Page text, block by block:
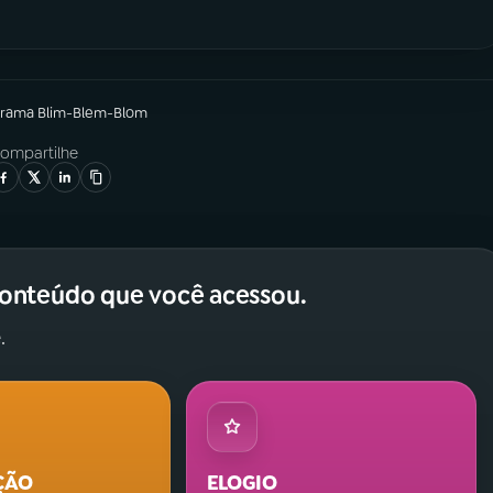
Blim-Blem-Blom
que você acessou.
ELOGIO